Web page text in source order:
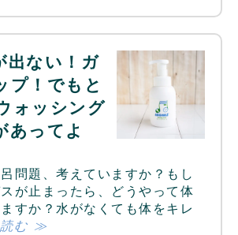
出ない！ガ
プ！でもと
ォッシング
あってよ
問題、考えていますか？もし
が止まったら、どうやって体
すか？水がなくても体をキレ
読む ≫